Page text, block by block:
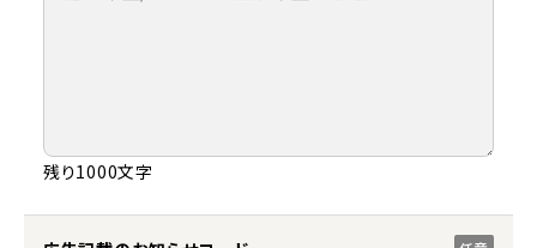
残り1000文字